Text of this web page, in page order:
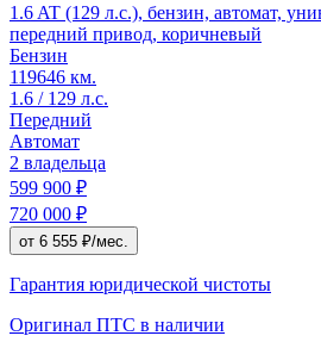
1.6 AT (129 л.с.), бензин, автомат,
передний привод, коричневый
Бензин
119646 км.
1.6 / 129 л.с.
Передний
Автомат
2 владельца
599 900 ₽
720 000 ₽
от 6 555 ₽/мес.
Гарантия юридической чистоты
Оригинал ПТС в наличии